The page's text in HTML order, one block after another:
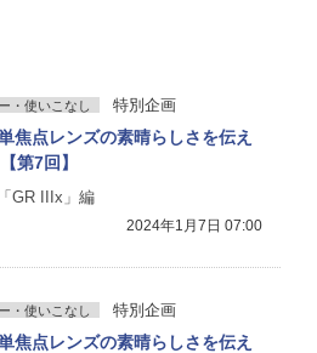
・使いこなし 特別企画
焦点レンズの素晴らしさを伝え
第7回】
GR IIIx」編
2024年1月7日 07:00
・使いこなし 特別企画
焦点レンズの素晴らしさを伝え